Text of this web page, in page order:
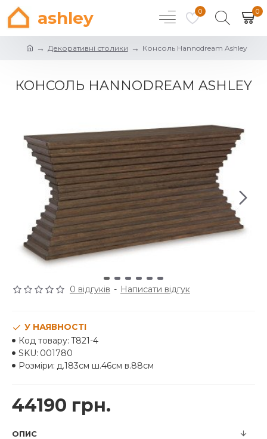
ashley 0 0
Декоративні столики Консоль Hannodream Ashley
КОНСОЛЬ HANNODREAM ASHLEY
0 відгуків - Написати відгук
44190 грн.
У НАЯВНОСТІ
Код товару: T821-4
SKU: 001780
Розміри: д.183см ш.46см в.88см
ОПИС